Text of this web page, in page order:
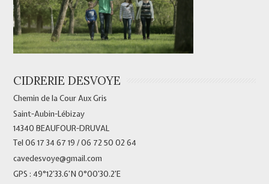
CIDRERIE DESVOYE
Chemin de la Cour Aux Gris
Saint-Aubin-Lébizay
14340 BEAUFOUR-DRUVAL
Tel 06 17 34 67 19 / 06 72 50 02 64
cavedesvoye@gmail.com
GPS : 49°12’33.6’N 0°00’30.2’E